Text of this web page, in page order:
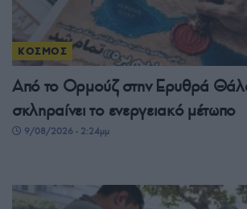
ΚΟΣΜΟΣ
Από το Ορμούζ στην Ερυθρά
σκληραίνει το ενεργειακό μέτωπο
9/08/2026 - 2:24μμ